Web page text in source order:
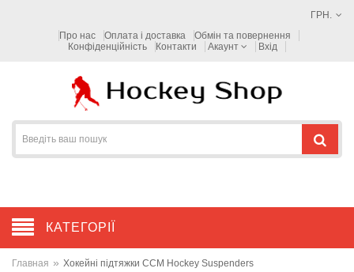
ГРН.
Про нас
Оплата і доставка
Обмін та повернення
Конфіденційність
Контакти Акаунт Вхід
КАТЕГОРІЇ
Главная » Хокейні підтяжки CCM Hockey Suspenders